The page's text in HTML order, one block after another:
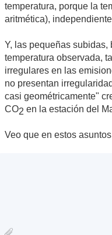
temperatura, porque la
aritmética),
Y, las pequeñas
temperatura observada,
irregulares en las
no presentan
casi geométricamente"
CO2 en la estación del
Veo que en estos